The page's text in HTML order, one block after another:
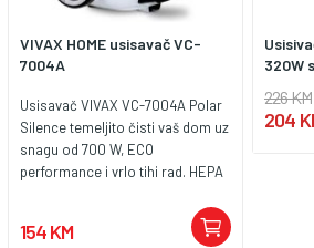
VIVAX HOME usisavač VC-
7004A
Usisavač VIVAX VC-7004A Polar
Silence temeljito čisti vaš dom uz
snagu od 700 W, ECO
performance i vrlo tihi rad. HEPA
bakterije i alergeni otpuštaju
nazad u prostoriju.
154 KM
320W
226 KM
204